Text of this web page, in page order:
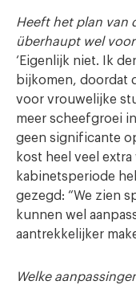
Heeft het plan van
überhaupt wel
‘Eigenlijk niet. Ik
bijkomen, doordat
voor vrouwelijke
meer scheefgroei
geen significante
kost heel veel
kabinetsperiode
gezegd: “We zien
kunnen wel
aantrekkelijker
Welke